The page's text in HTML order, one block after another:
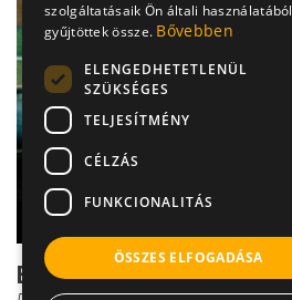
Ezek a vesekő legelső jelei
szolgáltatásaik Ön általi használatából
gyűjtöttek össze. Bővebben
ELENGEDHETETLENÜL
SZÜKSÉGES
TELJESÍTMÉNY
CÉLZÁS
FUNKCIONALITÁS
ÖSSZES ELFOGADÁSA